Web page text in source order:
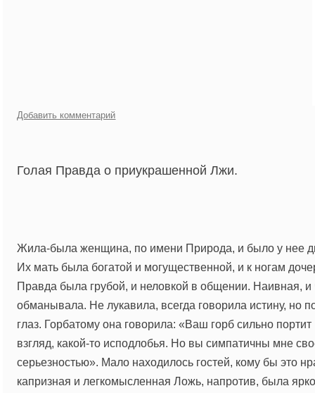
Голая
о
приукрашенной
Лжи.
Добавить комментарий
Голая Правда о приукрашенной Лжи.
Жила-была женщина, по имени Природа, и было у нее
Их мать была богатой и могущественной, и к ногам
Правда была грубой, и неловкой в общении. Наивная, и
обманывала. Не лукавила, всегда говорила истину, но
глаз. Горбатому она говорила: «Ваш горб сильно портит
взгляд, какой-то исподлобья. Но вы симпатичны мне
серьезностью». Мало находилось гостей, кому бы это
капризная и легкомысленная Ложь, напротив, была